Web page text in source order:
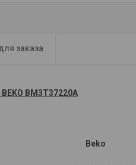
заказа
BM3T37220A
Beko